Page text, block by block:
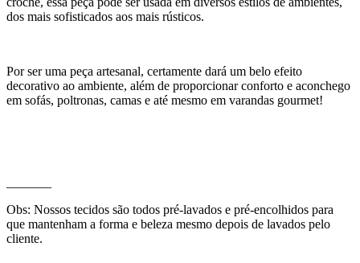
dos mais sofisticados aos mais rústicos.
Por ser uma peça artesanal, certamente dará um belo efeito
decorativo ao ambiente, além de proporcionar conforto e aconchego
em sofás, poltronas, camas e até mesmo em varandas gourmet!
Obs: Nossos tecidos são todos pré-lavados e pré-encolhidos para
que mantenham a forma e beleza mesmo depois de lavados pelo
cliente.